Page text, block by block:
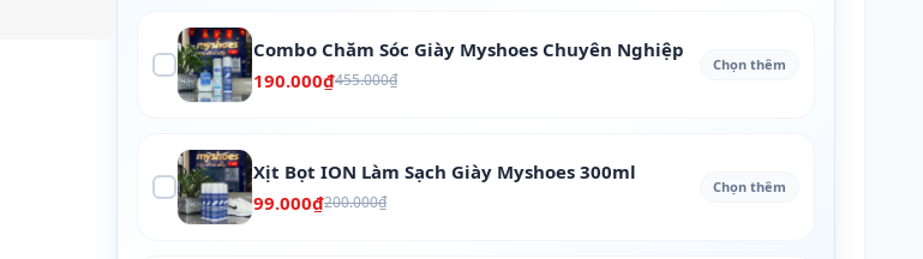
Combo Chăm Sóc Giày Myshoes Chuyên Nghiệp
190.000₫455.000₫
Chọn thêm
Xịt Bọt ION Làm Sạch Giày Myshoes 300ml
99.000₫200.000₫
Chọn thêm